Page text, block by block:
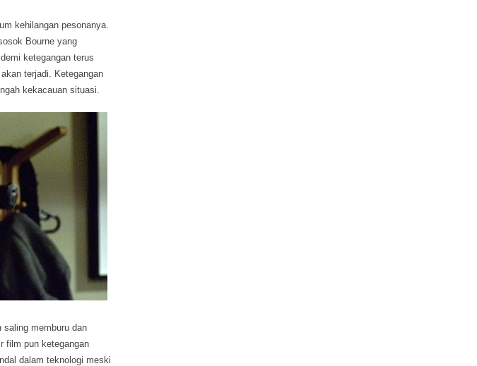
kehilangan pesonanya.
Bourne yang
ketegangan terus
terjadi. Ketegangan
kekacauan situasi.
saling memburu dan
film pun ketegangan
dalam teknologi meski